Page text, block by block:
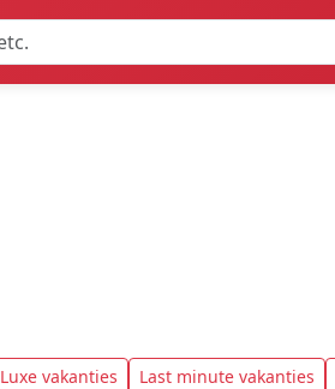
Luxe vakanties Last minute vakanties